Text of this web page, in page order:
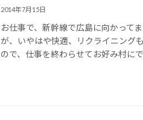
2014年7月15日
お仕事で、新幹線で広島に向かって
が、いやはや快適、リクライニング
ので、仕事を終わらせてお好み村に